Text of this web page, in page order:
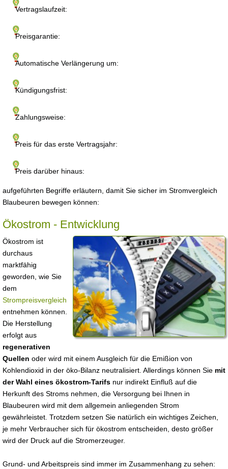
Vertragslaufzeit:
Preisgarantie:
Automatische Verlängerung um:
Kündigungsfrist:
Zahlungsweise:
Preis für das erste Vertragsjahr:
Preis darüber hinaus:
aufgeführten Begriffe erläutern, damit Sie sicher im Stromvergleich
Blaubeuren bewegen können:
Ökostrom - Entwicklung
Ökostrom ist
durchaus
marktfähig
geworden, wie Sie
dem
Strompreisvergleich
entnehmen können.
Die Herstellung
erfolgt aus
regenerativen
Quellen oder wird mit einem Ausgleich für die Emißion von
Kohlendioxid in der öko-Bilanz neutralisiert. Allerdings können Sie mit
der Wahl eines ökostrom-Tarifs nur indirekt Einfluß auf die
Herkunft des Stroms nehmen, die Versorgung bei Ihnen in
Blaubeuren wird mit dem allgemein anliegenden Strom
gewährleistet. Trotzdem setzen Sie natürlich ein wichtiges Zeichen,
je mehr Verbraucher sich für ökostrom entscheiden, desto größer
wird der Druck auf die Stromerzeuger.
Grund- und Arbeitspreis sind immer im Zusammenhang zu sehen: